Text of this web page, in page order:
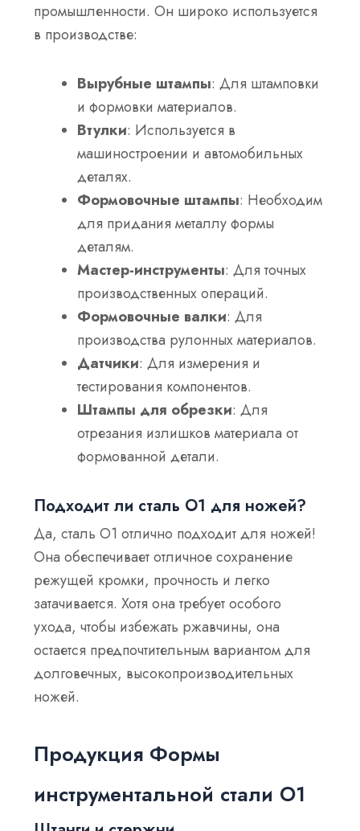
промышленности. Он широко используется
в производстве:
Вырубные штампы: Для штамповки
и формовки материалов.
Втулки: Используется в
машиностроении и автомобильных
деталях.
Формовочные штампы: Необходим
для придания металлу формы
деталям.
Мастер-инструменты: Для точных
производственных операций.
Формовочные валки: Для
производства рулонных материалов.
Датчики: Для измерения и
тестирования компонентов.
Штампы для обрезки: Для
отрезания излишков материала от
формованной детали.
Подходит ли сталь O1 для ножей?
Да, сталь O1 отлично подходит для ножей!
Она обеспечивает отличное сохранение
режущей кромки, прочность и легко
затачивается. Хотя она требует особого
ухода, чтобы избежать ржавчины, она
остается предпочтительным вариантом для
долговечных, высокопроизводительных
ножей.
Продукция Формы
инструментальной стали O1